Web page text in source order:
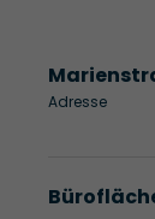
Adresse